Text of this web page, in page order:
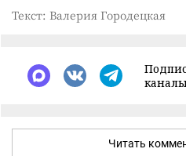
Текст: Валерия Городецкая
Читать